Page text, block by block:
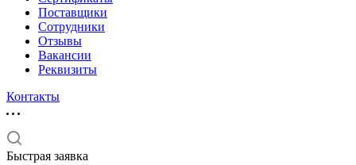
Поставщики
Сотрудники
Отзывы
Вакансии
Реквизиты
Контакты
Быстрая заявка